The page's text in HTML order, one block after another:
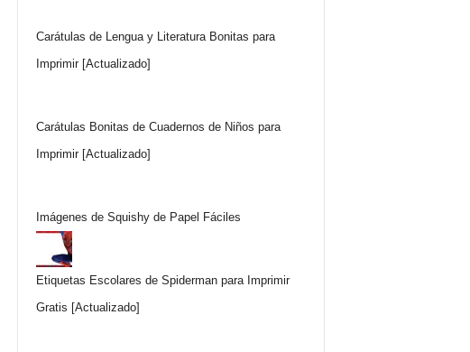
Carátulas de Lengua y Literatura Bonitas para
Imprimir [Actualizado]
Carátulas Bonitas de Cuadernos de Niños para
Imprimir [Actualizado]
Imágenes de Squishy de Papel Fáciles
Etiquetas Escolares de Spiderman para Imprimir
Gratis [Actualizado]